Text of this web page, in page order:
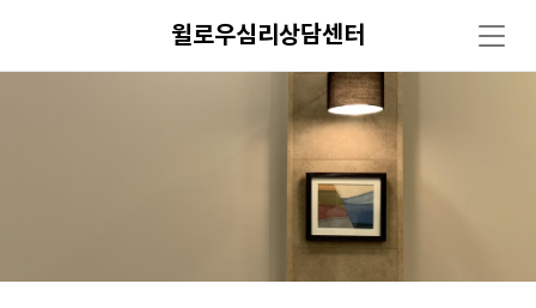
윌로우심리상담센터